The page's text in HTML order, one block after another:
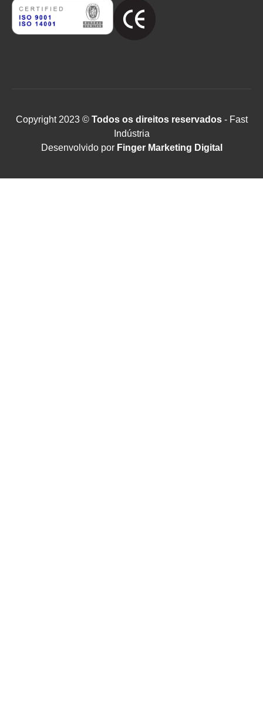
Copyright 2023 ©Todos os direitos reservados- Fast
Indústria
Desenvolvido por Finger Marketing Digital